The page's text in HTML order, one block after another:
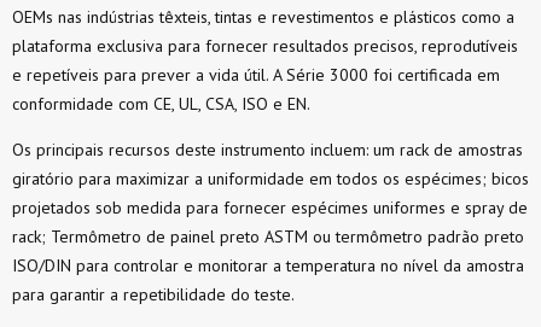
OEMs nas indústrias têxteis, tintas e revestimentos e plásticos como a
plataforma exclusiva para fornecer resultados precisos, reprodutíveis
e repetíveis para prever a vida útil. A Série 3000 foi certificada em
conformidade com CE, UL, CSA, ISO e EN.
Os principais recursos deste instrumento incluem: um rack de amostras
giratório para maximizar a uniformidade em todos os espécimes; bicos
projetados sob medida para fornecer espécimes uniformes e spray de
rack; Termômetro de painel preto ASTM ou termômetro padrão preto
ISO/DIN para controlar e monitorar a temperatura no nível da amostra
para garantir a repetibilidade do teste.